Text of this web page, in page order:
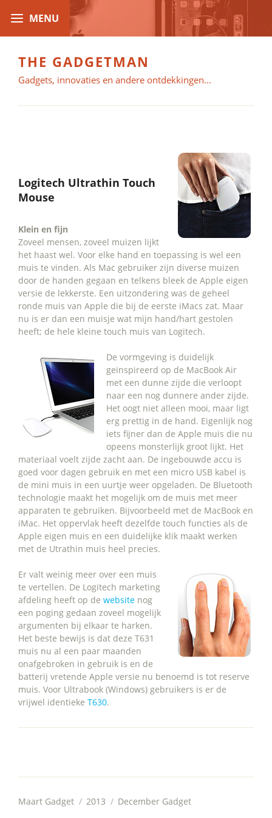
THE GADGETMAN
Gadgets, innovaties en andere ontdekkingen...
Logitech Ultrathin Touch
Mouse
Klein en fijn
Zoveel mensen, zoveel muizen lijkt
het haast wel. Voor elke hand en toepassing is wel een
muis te vinden. Als Mac gebruiker zijn diverse muizen
door de handen gegaan en telkens bleek de Apple eigen
versie de lekkerste. Een uitzondering was de geheel
ronde muis van Apple die bij de eerste iMacs zat. Maar
nu is er dan een muisje wat mijn hand/hart gestolen
heeft; de hele kleine touch muis van Logitech.
De vormgeving is duidelijk
geinspireerd op de MacBook Air
met een dunne zijde die verloopt
naar een nog dunnere ander zijde.
Het oogt niet alleen mooi, maar ligt
erg prettig in de hand. Eigenlijk nog
iets fijner dan de Apple muis die nu
opeens monsterlijk groot lijkt. Het
materiaal voelt zijde zacht aan. De ingebouwde accu is
goed voor dagen gebruik en met een micro USB kabel is
de mini muis in een uurtje weer opgeladen. De Bluetooth
technologie maakt het mogelijk om de muis met meer
apparaten te gebruiken. Bijvoorbeeld met de MacBook en
iMac. Het oppervlak heeft dezelfde touch functies als de
Apple eigen muis en een duidelijke klik maakt werken
met de Utrathin muis heel precies.
Er valt weinig meer over een muis
te vertellen. De Logitech marketing
afdeling heeft op de website nog
een poging gedaan zoveel mogelijk
argumenten bij elkaar te harken.
Het beste bewijs is dat deze T631
muis nu al een paar maanden
onafgebroken in gebruik is en de
batterij vretende Apple versie nu benoemd is tot reserve
muis. Voor Ultrabook (Windows) gebruikers is er de
vrijwel identieke T630.
Maart Gadget / 2013 / December Gadget